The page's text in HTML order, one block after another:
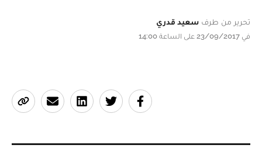
تحرير من طرف سعيد قدري
في 23/09/2017 على الساعة 14:00